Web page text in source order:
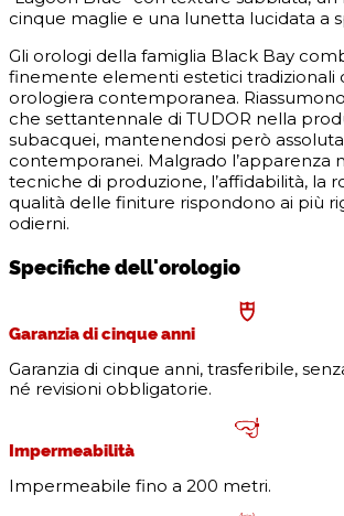
cinque maglie e una lunetta lucidata a
Gli orologi della famiglia Black Bay
finemente elementi estetici tradizionali
orologiera contemporanea.
che settantennale di TUDOR nella
subacquei, mantenendosi però
contemporanei. Malgrado l’apparenza
tecniche di produzione, l’affidabilità, la
qualità delle finiture rispondono ai più
odierni.
Specifiche dell'orologio
Garanzia di cinque anni
Garanzia di cinque anni, trasferibile,
né revisioni obbligatorie.
Impermeabilità
Impermeabile fino a 200 metri.